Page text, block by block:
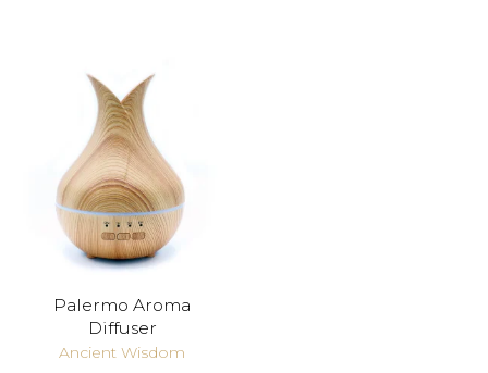
Palermo Aroma
Diffuser
Ancient Wisdom